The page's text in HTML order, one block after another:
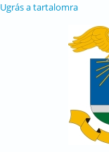
Ugrás a tartalomra